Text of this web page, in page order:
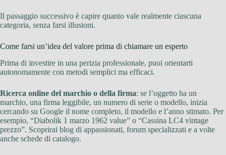
Il passaggio successivo è capire quanto vale realmente ciascuna
categoria, senza farsi illusioni.
Come farsi un’idea del valore prima di chiamare un esperto
Prima di investire in una perizia professionale, puoi orientarti
autonomamente con metodi semplici ma efficaci.
Ricerca online del marchio o della firma: se l’oggetto ha un
marchio, una firma leggibile, un numero di serie o modello, inizia
cercando su Google il nome completo, il modello e l’anno stimato. Per
esempio, “Diabolik 1 marzo 1962 value” o “Cassina LC4 vintage
prezzo”. Scoprirai blog di appassionati, forum specializzati e a volte
anche schede di catalogo.